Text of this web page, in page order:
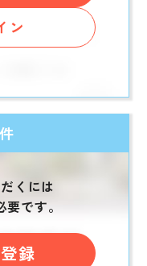
ン
くには
です。
録